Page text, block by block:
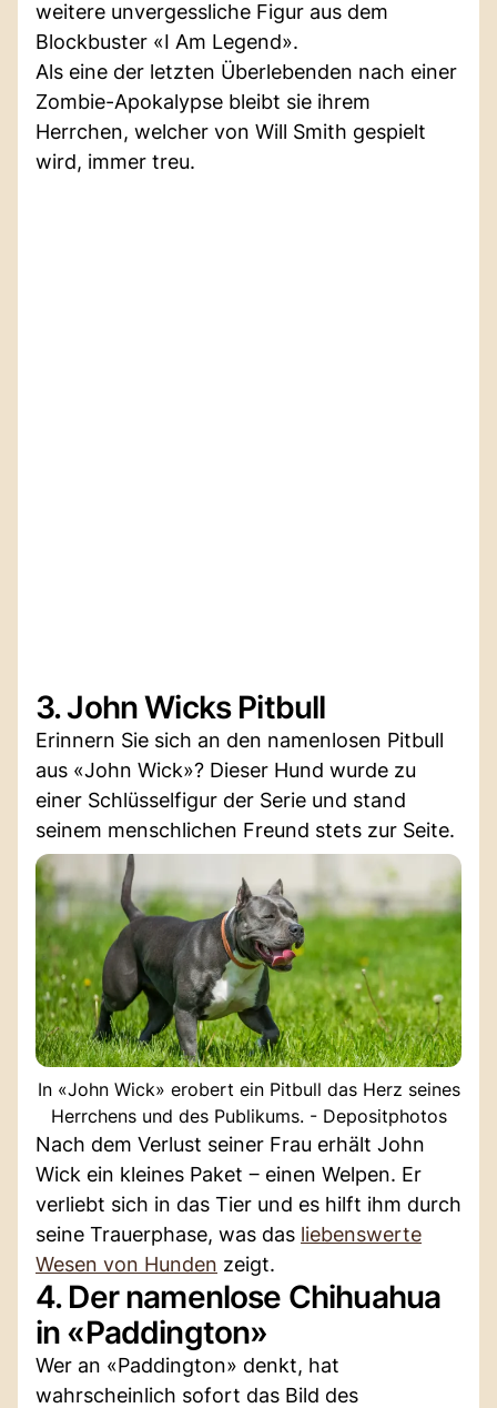
weitere unvergessliche Figur aus dem
Blockbuster «I Am Legend».
Als eine der letzten Überlebenden nach einer
Zombie-Apokalypse bleibt sie ihrem
Herrchen, welcher von Will Smith gespielt
wird, immer treu.
3. John Wicks Pitbull
Erinnern Sie sich an den namenlosen Pitbull
aus «John Wick»? Dieser Hund wurde zu
einer Schlüsselfigur der Serie und stand
seinem menschlichen Freund stets zur Seite.
In «John Wick» erobert ein Pitbull das Herz seines
Herrchens und des Publikums. - Depositphotos
Nach dem Verlust seiner Frau erhält John
Wick ein kleines Paket ‒ einen Welpen. Er
verliebt sich in das Tier und es hilft ihm durch
seine Trauerphase, was das liebenswerte
Wesen von Hunden zeigt.
4. Der namenlose Chihuahua
in «Paddington»
Wer an «Paddington» denkt, hat
wahrscheinlich sofort das Bild des